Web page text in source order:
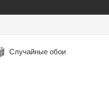
Случайные обои